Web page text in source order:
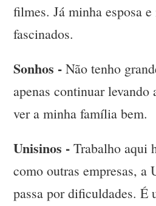
filmes. Já minha esposa
fascinados.
Sonhos - Não tenho
apenas continuar levando
ver a minha família bem.
Unisinos - Trabalho aqui
como outras empresas, a
passa por dificuldades. É